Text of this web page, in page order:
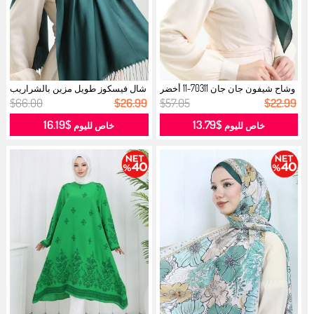
وشاح شيفون جان جان 70311-11 أخضر
زم...
$57.05 $22.99
خاص لليوم$13.79
شال فيسكوز طويل مزين بالشراريب
7033...
$66.00 $26.99
خاص لليوم $16.19